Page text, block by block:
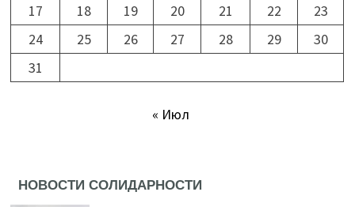
17
18 19 20 21 22
23
24
25 26 27 28 29
30
31
« Июл
НОВОСТИ СОЛИДАРНОСТИ